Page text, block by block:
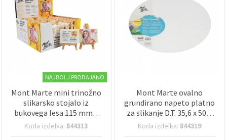
NAJBOLJ PRODAJANO
Mont Marte mini trinožno
slikarsko stojalo iz
bukovega lesa 115 mm z
napetim platnom 6×8 cm
Koda izdelka: 844313
Mont Marte ovalno
grundirano napeto platno
za slikanje D.T. 35,6 x 50,8
cm
Koda izdelka: 844319